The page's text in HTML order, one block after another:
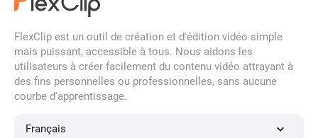
FlexClip est un outil de création et d'édition vidéo simple
mais puissant, accessible à tous. Nous aidons les
utilisateurs à créer facilement du contenu vidéo attrayant à
des fins personnelles ou professionnelles, sans aucune
courbe d'apprentissage.
Français